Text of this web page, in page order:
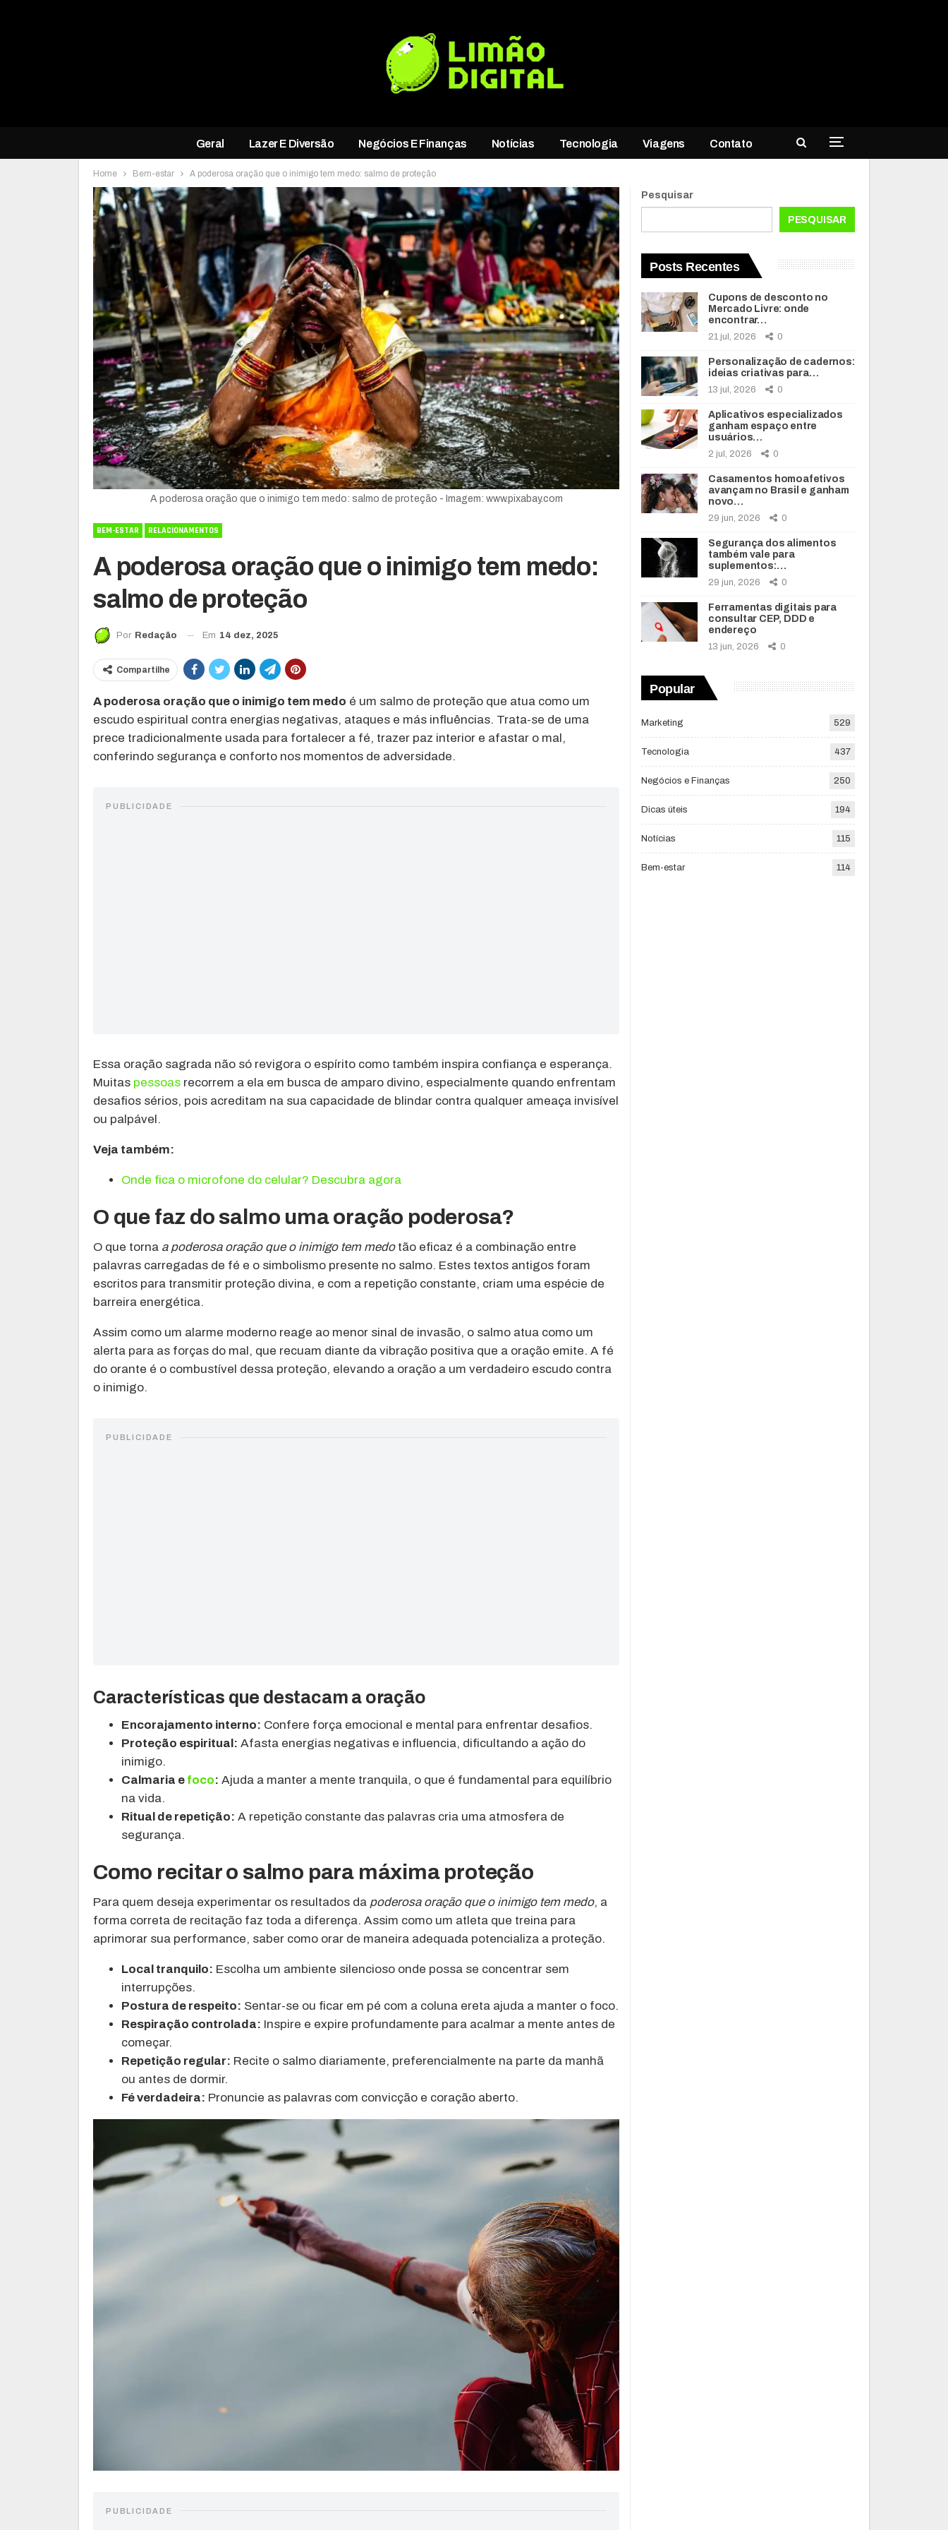
Geral Lazer E Diversão Negócios E Finanças Notícias Tecnologia Viagens Contato
Home Bem-estar A poderosa oração que o inimigo tem medo: salmo de proteção
A poderosa oração que o inimigo tem medo: salmo de proteção - Imagem: www.pixabay.com
BEM-ESTAR RELACIONAMENTOS
A poderosa oração que o inimigo tem medo:
salmo de proteção
Por Redação Em 14 dez, 2025
Compartilhe
A poderosa oração que o inimigo tem medo é um salmo de proteção que atua como um
escudo espiritual contra energias negativas, ataques e más influências. Trata-se de uma
prece tradicionalmente usada para fortalecer a fé, trazer paz interior e afastar o mal,
conferindo segurança e conforto nos momentos de adversidade.
PUBLICIDADE
Essa oração sagrada não só revigora o espírito como também inspira confiança e esperança.
Muitas pessoas recorrem a ela em busca de amparo divino, especialmente quando enfrentam
desafios sérios, pois acreditam na sua capacidade de blindar contra qualquer ameaça invisível
ou palpável.
Veja também:
Onde fica o microfone do celular? Descubra agora
O que faz do salmo uma oração poderosa?
O que torna a poderosa oração que o inimigo tem medotão eficaz é a combinação entre
palavras carregadas de fé e o simbolismo presente no salmo. Estes textos antigos foram
escritos para transmitir proteção divina, e com a repetição constante, criam uma espécie de
barreira energética.
Assim como um alarme moderno reage ao menor sinal de invasão, o salmo atua como um
alerta para as forças do mal, que recuam diante da vibração positiva que a oração emite. A fé
do orante é o combustível dessa proteção, elevando a oração a um verdadeiro escudo contra
o inimigo.
PUBLICIDADE
Características que destacam a oração
Encorajamento interno: Confere força emocional e mental para enfrentar desafios.
Proteção espiritual: Afasta energias negativas e influencia, dificultando a ação do
inimigo.
Calmaria e foco: Ajuda a manter a mente tranquila, o que é fundamental para equilíbrio
na vida.
Ritual de repetição: A repetição constante das palavras cria uma atmosfera de
segurança.
Como recitar o salmo para máxima proteção
Para quem deseja experimentar os resultados da poderosa oração que o inimigo tem medo, a
forma correta de recitação faz toda a diferença. Assim como um atleta que treina para
aprimorar sua performance, saber como orar de maneira adequada potencializa a proteção.
Local tranquilo: Escolha um ambiente silencioso onde possa se concentrar sem
interrupções.
Postura de respeito: Sentar-se ou ficar em pé com a coluna ereta ajuda a manter o foco.
Respiração controlada: Inspire e expire profundamente para acalmar a mente antes de
começar.
Repetição regular: Recite o salmo diariamente, preferencialmente na parte da manhã
ou antes de dormir.
Fé verdadeira: Pronuncie as palavras com convicção e coração aberto.
PUBLICIDADE
Pesquisar
PESQUISAR
Posts Recentes
Cupons de desconto no
Mercado Livre: onde
encontrar…
21 jul, 2026 0
Personalização de cadernos:
ideias criativas para…
13 jul, 2026 0
Aplicativos especializados
ganham espaço entre
usuários…
2 jul, 2026 0
Casamentos homoafetivos
avançam no Brasil e ganham
novo…
29 jun, 2026 0
Segurança dos alimentos
também vale para
suplementos:…
29 jun, 2026 0
Ferramentas digitais para
consultar CEP, DDD e
endereço
13 jun, 2026 0
Popular
Marketing 529
Tecnologia 437
Negócios e Finanças 250
Dicas úteis 194
Notícias 115
Bem-estar 114